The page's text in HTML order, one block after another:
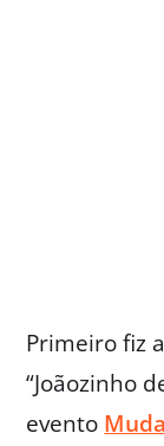
Primeiro fiz
“Joãozinho
evento